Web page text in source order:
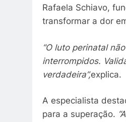
Rafaela Schiavo,
transformar a dor
“O luto perinatal
interrompidos.
verdadeira”,explica.
A especialista
para a superação.